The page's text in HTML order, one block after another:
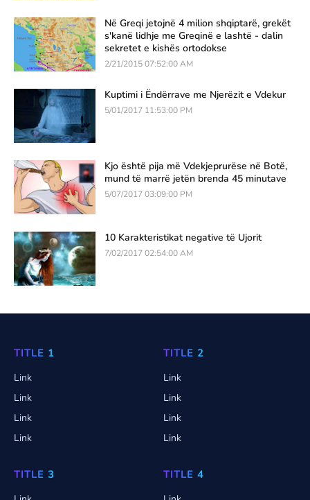
Në Greqi jetojnë 4 milion shqiptarë, grekët
s'kanë lidhje me Greqinë e lashtë - dalin
sekretet e kishës ortodokse
2/21/2015 07:52:00 AM
Kuptimi i Ëndërrave me Njerëzit e Vdekur
5/01/2017 11:53:00 PM
Kjo është pija më Vdekjeprurëse në Botë,
mund të marrë jetën brenda 45 minutave
5/07/2017 03:09:00 PM
10 Karakteristikat negative të Ujorit
7/02/2017 02:54:00 AM
TITLE 1
Link
Link
Link
Link
TITLE 2
Link
Link
Link
Link
TITLE 3 TITLE 4